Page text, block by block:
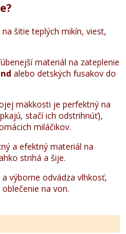
na šitie teplých mikín, viest,
materiál na zateplenie
alebo detských fusakov do
mäkkosti je perfektný na
stačí ich odstrihnúť),
miláčikov.
a efektný materiál na
strihá a šije.
výborne odvádza vlhkosť,
na von.